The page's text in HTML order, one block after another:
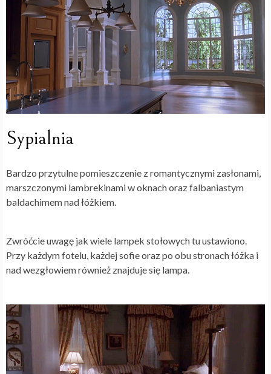
Sypialnia
Bardzo przytulne pomieszczenie z romantycznymi zasłonami,
marszczonymi lambrekinami w oknach oraz falbaniastym
baldachimem nad łóżkiem.
Zwróćcie uwagę jak wiele lampek stołowych tu ustawiono.
Przy każdym fotelu, każdej sofie oraz po obu stronach łóżka i
nad wezgłowiem również znajduje się lampa.